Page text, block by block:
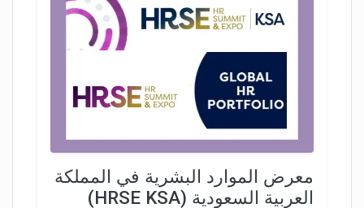
معرض الموارد البشرية في المملكة
العربية السعودية (HRSE KSA)